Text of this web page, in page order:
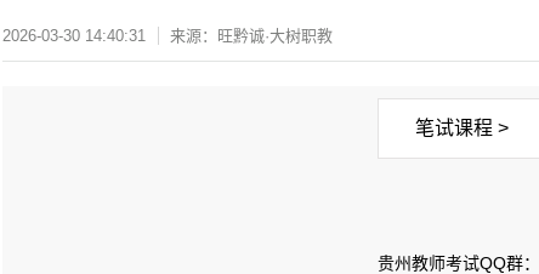
2026-03-30 14:40:31 来源：旺黔诚·大树职教
笔试课程 >
贵州教师考试QQ群